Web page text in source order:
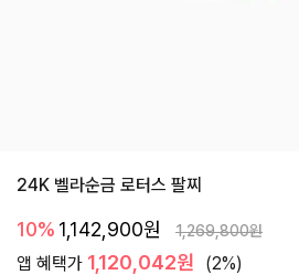
24K 벨라순금 로터스 팔찌
10% 1,142,900원 1,269,800원
앱 혜택가 1,120,042원 (2%)